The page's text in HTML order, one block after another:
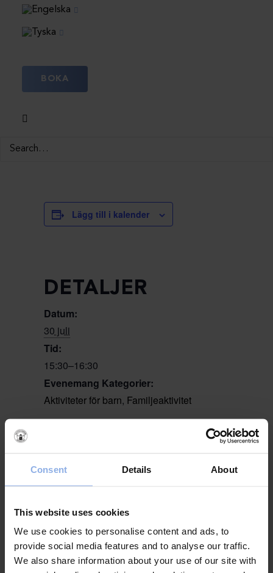
Consent Details About
This website uses cookies
We use cookies to personalise content and ads, to
provide social media features and to analyse our traffic.
We also share information about your use of our site with
BOKA
Krabbfiske med Krabbelurklubben
Häng med Krabbelurklubben på krabbfiske
vid sjöbodarna! Vi samlas tillsammans och
egen hink, håv och krabbmete. En mysig
aktivitet för barn som gillar att upptäcka
Lägg till i kalender
DETALJER
Datum:
30 juli
Tid:
15:30–16:30
Evenemang Kategorier:
Aktiviteter för barn, Familjeaktivitet
Saltvik 7
+ Google Map
Skumpartyt
RADDIS